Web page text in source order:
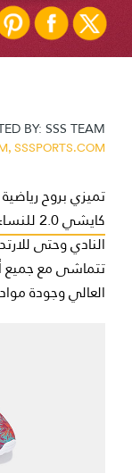
BY:SSS TEAM
SSSPORTS.COM
تميزي بروح
كايشي 2.0 للنساء
النادي وحتى
تتماشى مع جميع
العالي وجودة